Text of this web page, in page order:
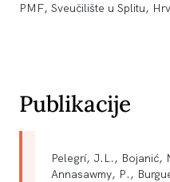
PMF, Sveučilište u Splitu,
Publikacije
Pelegrí, J.L., Bojanić,
Annasawmy, P.,